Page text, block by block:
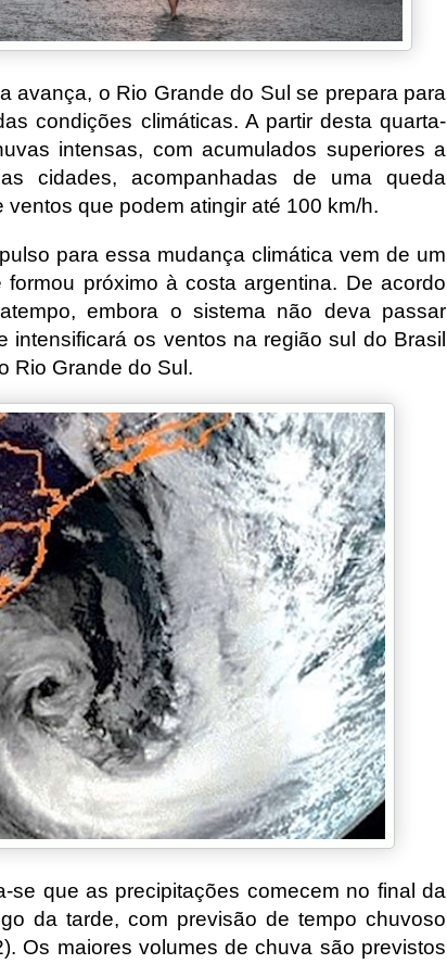
avança, o Rio Grande do Sul se prepara para
condições climáticas. A partir desta quarta-
intensas, com acumulados superiores a
cidades, acompanhadas de uma queda
que podem atingir até 100 km/h.
para essa mudança climática vem de um
próximo à costa argentina. De acordo
embora o sistema não deva passar
intensificará os ventos na região sul do Brasil
Rio Grande do Sul.
se que as precipitações comecem no final da
da tarde, com previsão de tempo chuvoso
Os maiores volumes de chuva são previstos